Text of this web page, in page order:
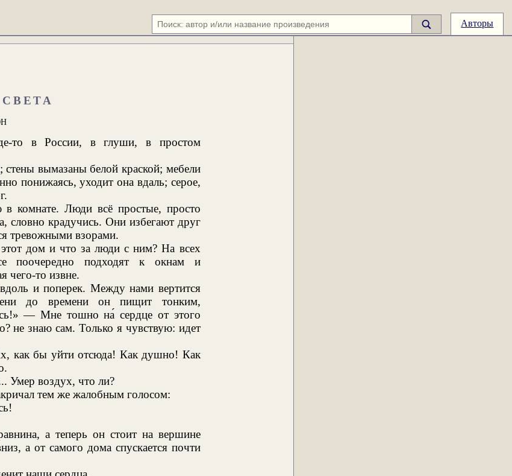
Авторы
то в России, в глуши, в простом
вымазаны белой краской; мебели
понижаясь, уходит она вдаль; серое,
комнате. Люди всё простые, просто
словно крадучись. Они избегают друг
тревожными взорами.
дом и что за люди с ним? На всех
поочередно подходят к окнам и
чего-то извне.
и поперек. Между нами вертится
до времени он пищит тонким,
— Мне тошно на́ сердце от этого
не знаю сам. Только я чувствую: идет
как бы уйти отсюда! Как душно! Как
Умер воздух, что ли?
тем же жалобным голосом:
а теперь он стоит на вершине
а от самого дома спускается почти